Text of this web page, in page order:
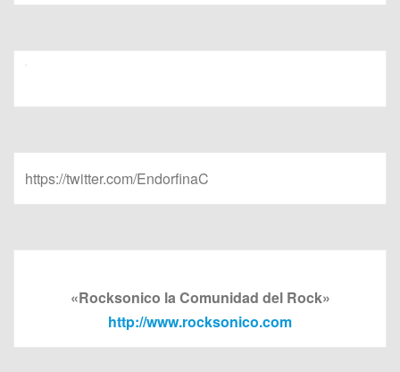
https://twitter.com/EndorfinaC
«Rocksonico la Comunidad del Rock»
http://www.rocksonico.com